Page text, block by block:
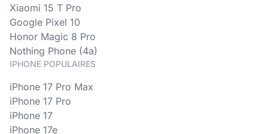
Xiaomi 15 T Pro
Google Pixel 10
Honor Magic 8 Pro
Nothing Phone (4a)
IPHONE POPULAIRES
iPhone 17 Pro Max
iPhone 17 Pro
iPhone 17
iPhone 17e